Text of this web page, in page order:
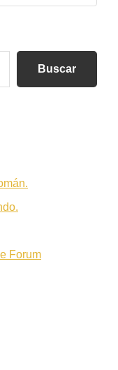
Buscar
Forum